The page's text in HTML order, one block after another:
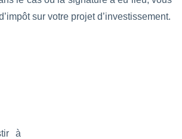
sur votre projet d’investissement.
à